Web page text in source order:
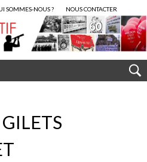
SOMMES-NOUS ? NOUS CONTACTER